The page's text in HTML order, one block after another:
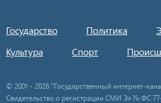
Государство Политика
Культура
Спорт
© 2001 - 2026 "Государственный интернет-
Свидетельство о регистрации СМИ Эл № ФС 77-